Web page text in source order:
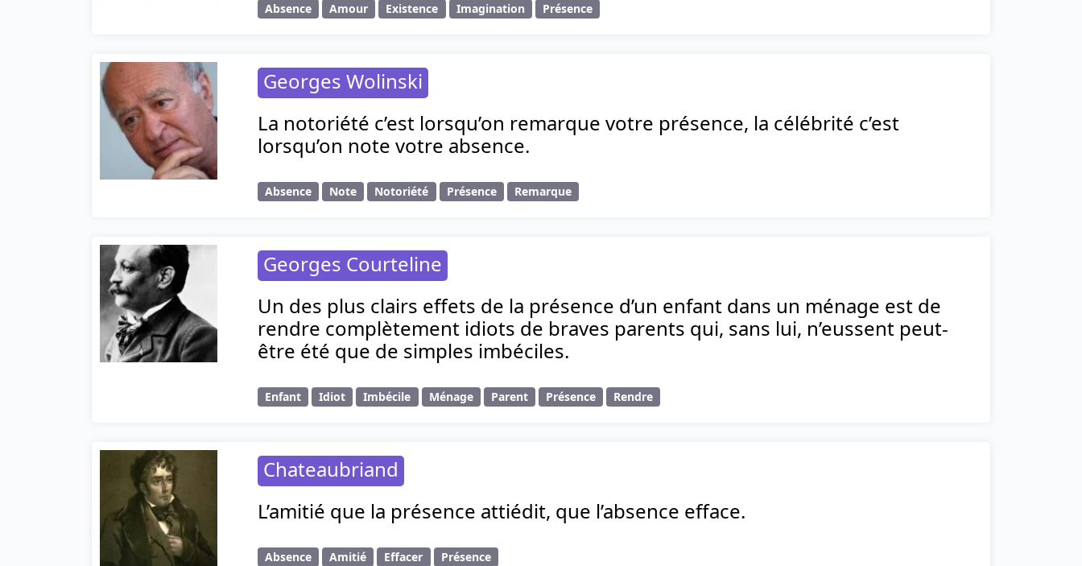
Absence Amour Existence Imagination Présence
Georges Wolinski
La notoriété c’est lorsqu’on remarque votre présence, la célébrité c’est
lorsqu’on note votre absence.
Absence Note Notoriété Présence Remarque
Georges Courteline
Un des plus clairs effets de la présence d’un enfant dans un ménage est de
rendre complètement idiots de braves parents qui, sans lui, n’eussent peut-
être été que de simples imbéciles.
Enfant Idiot Imbécile Ménage Parent Présence Rendre
Chateaubriand
L’amitié que la présence attiédit, que l’absence efface.
Absence Amitié Effacer Présence